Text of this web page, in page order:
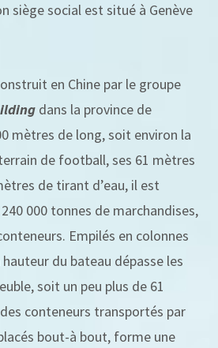
siège social est situé à Genève
en Chine par le groupe
dans la province de
mètres de long, soit environ la
de football, ses 61 mètres
de tirant d’eau, il est
000 tonnes de marchandises,
Empilés en colonnes
du bateau dépasse les
soit un peu plus de 61
conteneurs transportés par
bout-à bout, forme une